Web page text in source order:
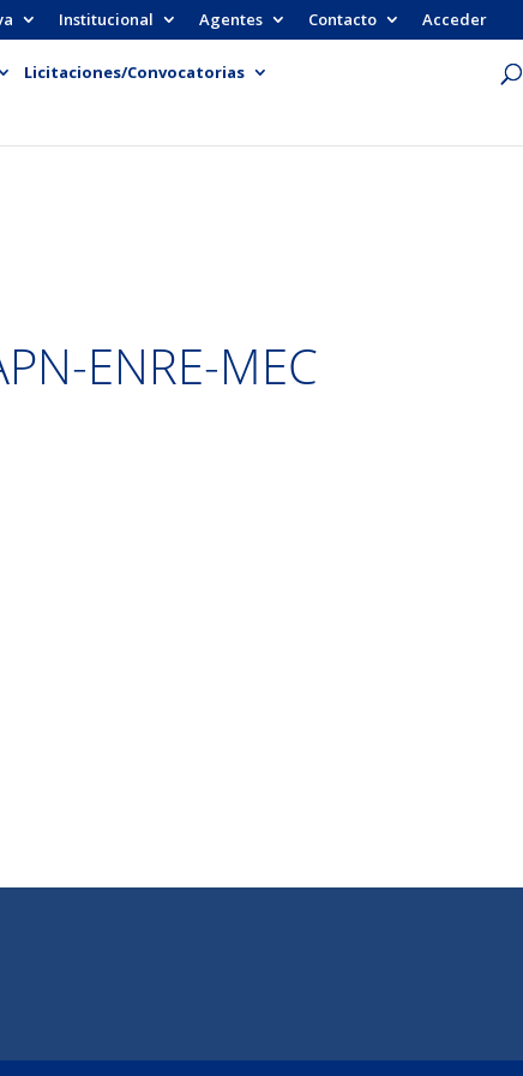
Institucional Agentes Contacto Acceder
Licitaciones/Convocatorias
ENRE-MEC